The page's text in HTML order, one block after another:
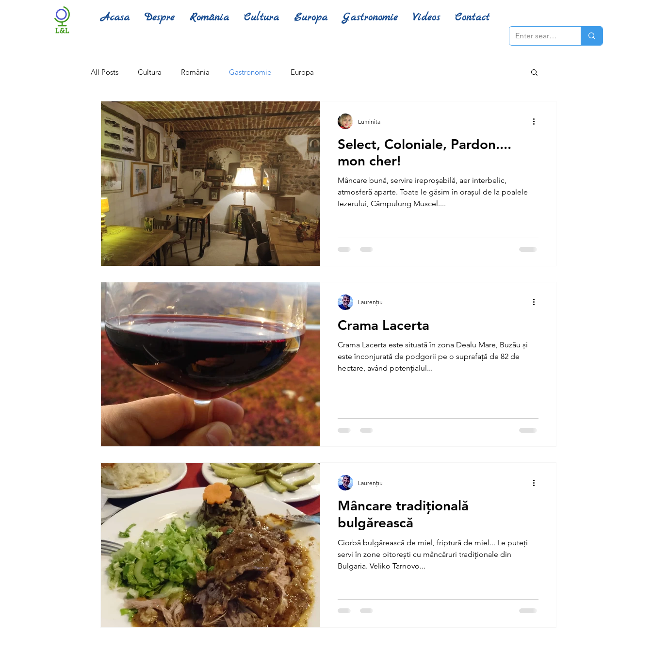
Acasa Despre România Cultura Europa Gastronomie Videos Contact
All Posts Cultura România Gastronomie Europa
Select, Coloniale, Pardon....
mon cher!
Mâncare bună, servire ireproșabilă, aer interbelic,
atmosferă aparte. Toate le găsim în orașul de la poalele
Iezerului, Câmpulung Muscel....
Luminita
Crama Lacerta
Crama Lacerta este situată în zona Dealu Mare, Buzău și
este înconjurată de podgorii pe o suprafață de 82 de
hectare, având potențialul...
Laurențiu
Mâncare tradițională
bulgărească
Ciorbă bulgărească de miel, friptură de miel... Le puteți
servi în zone pitorești cu mâncăruri tradiționale din
Bulgaria. Veliko Tarnovo...
Laurențiu